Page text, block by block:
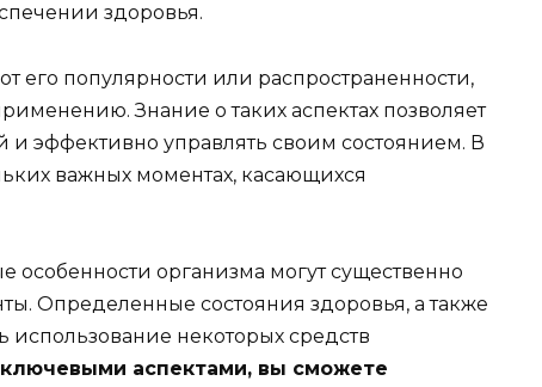
здоровья.
его популярности или распространенности,
Знание о таких аспектах позволяет
эффективно управлять своим состоянием. В
важных моментах, касающихся
организма могут существенно
Определенные состояния здоровья, а также
использование некоторых средств
аспектами, вы сможете